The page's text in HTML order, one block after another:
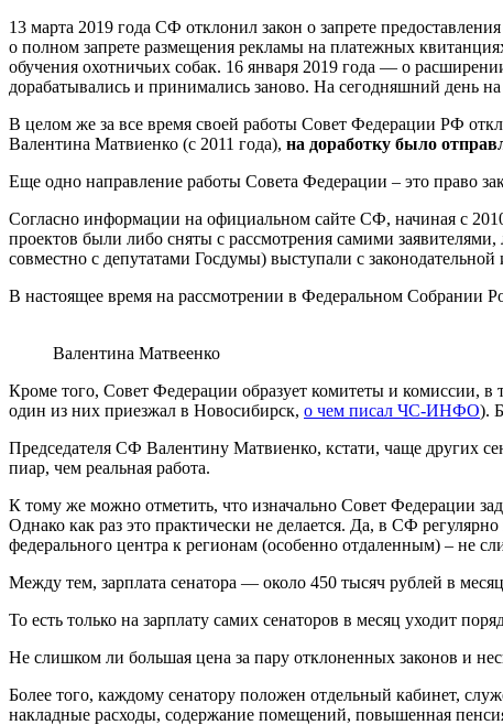
13 марта 2019 года СФ отклонил закон о запрете
о полном запрете размещения рекламы на платежных
обучения охотничьих собак. 16 января 2019 года — о
дорабатывались и принимались заново. На сегодняшний день
В целом же за все время своей работы Совет Федерации РФ
Валентина Матвиенко (с 2011 года), на доработку было
Еще одно направление работы Совета Федерации – это право
Согласно информации на официальном сайте СФ, начиная с
проектов были либо сняты с рассмотрения самими
совместно с депутатами Госдумы) выступали с
В настоящее время на рассмотрении в Федеральном Собрании
Валентина Матвеенко
Кроме того, Совет Федерации образует комитеты и комиссии,
один из них приезжал в Новосибирск, о чем писал ЧС-ИНФО).
Председателя СФ Валентину Матвиенко, кстати, чаще других
пиар, чем реальная работа.
К тому же можно отметить, что изначально Совет Федерации
Однако как раз это практически не делается. Да, в СФ
федерального центра к регионам (особенно отдаленным) – не
Между тем, зарплата сенатора — около 450 тысяч рублей в
То есть только на зарплату самих сенаторов в месяц уходит
Не слишком ли большая цена за пару отклоненных законов и
Более того, каждому сенатору положен отдельный кабинет,
накладные расходы, содержание помещений, повышенная